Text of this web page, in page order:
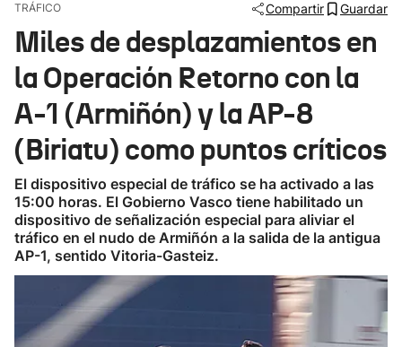
Ikusmiran
Eguraldia
TRÁFICO Compartir Guardar
Miles de desplazamientos en
la Operación Retorno con la
A-1 (Armiñón) y la AP-8
(Biriatu) como puntos críticos
El dispositivo especial de tráfico se ha activado a las
15:00 horas. El Gobierno Vasco tiene habilitado un
dispositivo de señalización especial para aliviar el
tráfico en el nudo de Armiñón a la salida de la antigua
AP-1, sentido Vitoria-Gasteiz.